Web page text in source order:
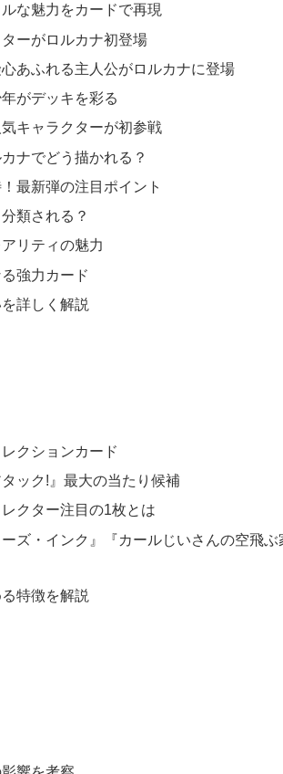
な魅力をカードで再現
ーがロルカナ初登場
あふれる主人公がロルカナに登場
がデッキを彩る
キャラクターが初参戦
ナでどう描かれる？
最新弾の注目ポイント
類される？
リティの魅力
強力カード
詳しく解説
クションカード
ック!』最大の当たり候補
クター注目の1枚とは
ズ・インク』『カールじいさんの空飛ぶ
特徴を解説